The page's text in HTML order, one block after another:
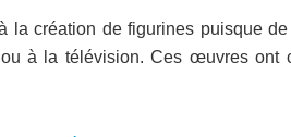
la création de figurines puisque
à la télévision. Ces œuvres ont